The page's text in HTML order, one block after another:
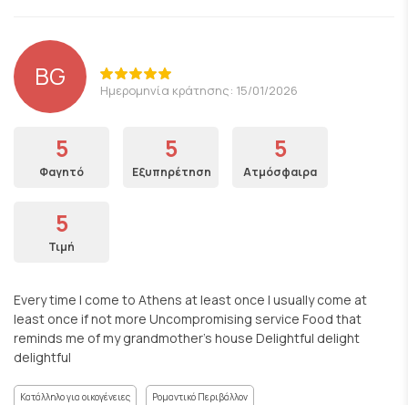
BG Ημερομηνία κράτησης: 15/01/2026
5
Φαγητό
5
Εξυπηρέτηση
5
Ατμόσφαιρα
5
Τιμή
Every time I come to Athens at least once I usually come at
least once if not more Uncompromising service Food that
reminds me of my grandmother's house Delightful delight
delightful
Κατάλληλο για οικογένειες Ρομαντικό Περιβάλλον